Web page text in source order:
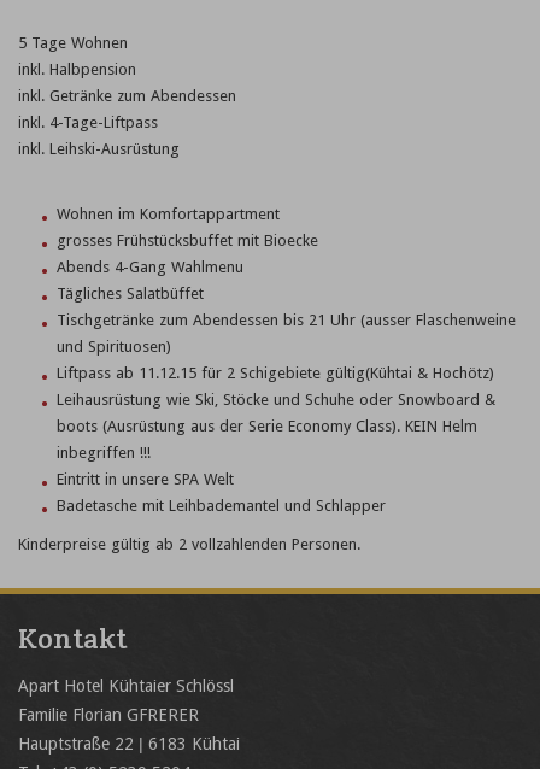
5 Tage Wohnen
inkl. Halbpension
inkl. Getränke zum Abendessen
inkl. 4-Tage-Liftpass
inkl. Leihski-Ausrüstung
Wohnen im Komfortappartment
grosses Frühstücksbuffet mit Bioecke
Abends 4-Gang Wahlmenu
Tägliches Salatbüffet
Tischgetränke zum Abendessen bis 21 Uhr (ausser Flaschenweine
und Spirituosen)
Liftpass ab 11.12.15 für 2 Schigebiete gültig(Kühtai & Hochötz)
Leihausrüstung wie Ski, Stöcke und Schuhe oder Snowboard &
boots (Ausrüstung aus der Serie Economy Class). KEIN Helm
inbegriffen !!!
Eintritt in unsere SPA Welt
Badetasche mit Leihbademantel und Schlapper
Kinderpreise gültig ab 2 vollzahlenden Personen.
Kontakt
Apart Hotel Kühtaier Schlössl
Familie Florian GFRERER
Hauptstraße 22 | 6183 Kühtai